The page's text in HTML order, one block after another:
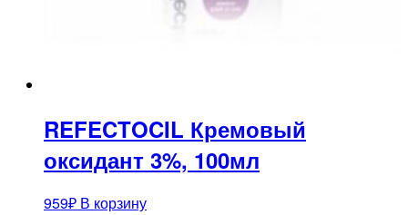
REFECTOCIL Кремовый
оксидант 3%, 100мл
959₽ В корзину